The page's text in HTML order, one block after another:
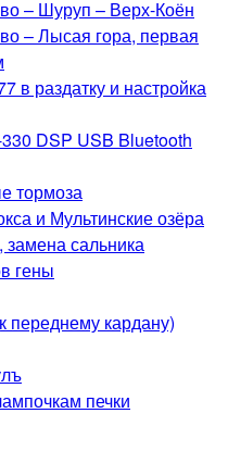
– Шуруп – Верх-Коён
– Лысая гора, первая
в раздатку и настройка
DSP USB Bluetooth
тормоза
и Мультинские озёра
сальника
гены
переднему кардану)
печки